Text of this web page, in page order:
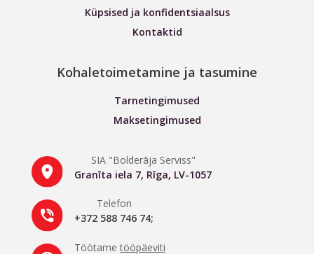
Küpsised ja konfidentsiaalsus
Kontaktid
Kohaletoimetamine ja tasumine
Tarnetingimused
Maksetingimused
SIA "Bolderāja Serviss"
Granīta iela 7, Rīga, LV-1057
Telefon
+372 588 746 74;
Töötametööpäeviti